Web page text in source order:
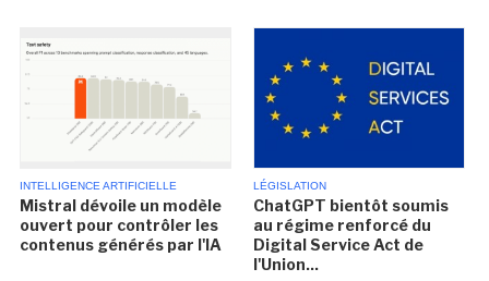
INTELLIGENCE ARTIFICIELLE
Mistral dévoile un modèle
ouvert pour contrôler les
contenus générés par l'IA
LÉGISLATION
ChatGPT bientôt soumis
au régime renforcé du
Digital Service Act de
l'Union...